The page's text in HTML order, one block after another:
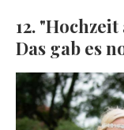
12.
Das gab es